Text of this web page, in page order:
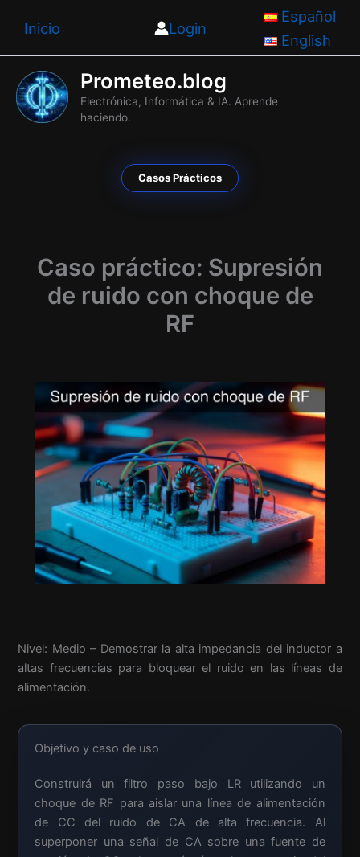
Inicio Login
Español
English
Prometeo.blog
Electrónica, Informática & IA. Aprende
haciendo.
Casos Prácticos
Caso práctico: Supresión
de ruido con choque de
RF
Nivel: Medio – Demostrar la alta impedancia del inductor a
altas frecuencias para bloquear el ruido en las líneas de
alimentación.
Objetivo y caso de uso
Construirá un filtro paso bajo LR utilizando un
choque de RF para aislar una línea de alimentación
de CC del ruido de CA de alta frecuencia. Al
superponer una señal de CA sobre una fuente de